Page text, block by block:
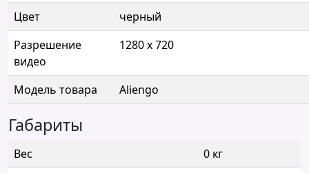
Цвет
черный
Разрешение
видео
1280 x 720
Модель товара Aliengo
Габариты
Вес
0 кг